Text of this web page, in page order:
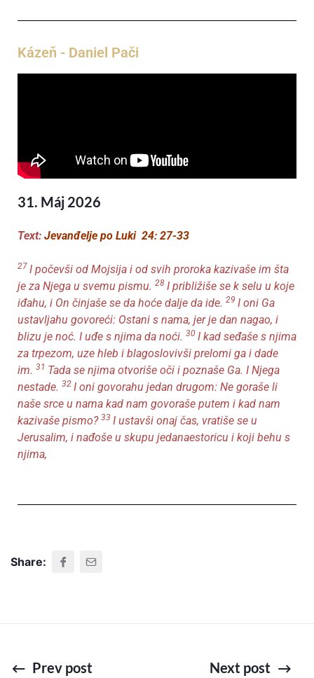
Kázeň - Daniel Pači
31. Máj 2026
Text: Jevanđelje po Luki 24: 27-33
27 I počevši od Mojsija i od svih proroka kazivaše im šta
je za Njega u svemu pismu. 28 I približiše se k selu u koje
iđahu, i On činjaše se da hoće dalje da ide. 29 I oni Ga
ustavljahu govoreći: Ostani s nama, jer je dan nagao, i
blizu je noć. I uđe s njima da noći. 30 I kad seđaše s njima
za trpezom, uze hleb i blagoslovivši prelomi ga i dade
im. 31 Tada se njima otvoriše oči i poznaše Ga. I Njega
nestade. 32 I oni govorahu jedan drugom: Ne goraše li
naše srce u nama kad nam govoraše putem i kad nam
kazivaše pismo? 33 I ustavši onaj čas, vratiše se u
Jerusalim, i nađoše u skupu jedanaestoricu i koji behu s
njima,
Share:
Prev post Next post